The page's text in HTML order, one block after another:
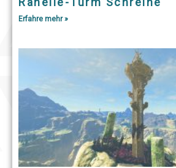
Erfahre mehr »